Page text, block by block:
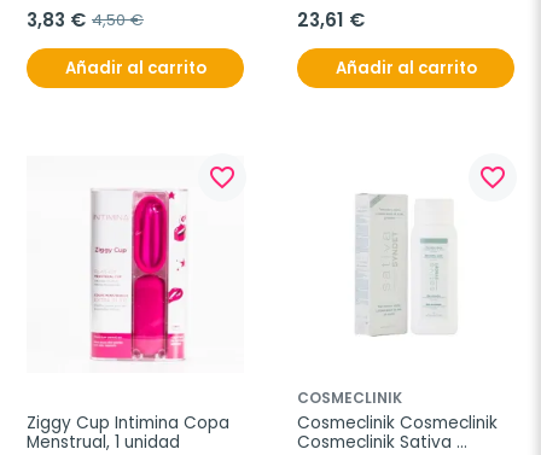
3,83 € 4,50 €
Añadir al carrito
23,61 €
Añadir al carrito
favorite_border
Ziggy Cup Intimina Copa
Menstrual, 1 unidad
favorite_border
COSMECLINIK
Cosmeclinik Cosmeclinik
Cosmeclinik Sativa